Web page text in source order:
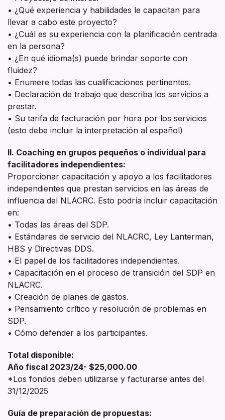
• ¿Qué experiencia y habilidades le capacitan para
llevar a cabo este proyecto?
• ¿Cuál es su experiencia con la planificación centrada
en la persona?
• ¿En qué idioma(s) puede brindar soporte con
fluidez?
• Enumere todas las cualificaciones pertinentes.
• Declaración de trabajo que describa los servicios a
prestar.
• Su tarifa de facturación por hora por los servicios
(esto debe incluir la interpretación al español)
II. Coaching en grupos pequeños o individual para
facilitadores independientes:
Proporcionar capacitación y apoyo a los facilitadores
independientes que prestan servicios en las áreas de
influencia del NLACRC. Esto podría incluir capacitación
en:
• Todas las áreas del SDP.
• Estándares de servicio del NLACRC, Ley Lanterman,
HBS y Directivas DDS.
• El papel de los facilitadores independientes.
• Capacitación en el proceso de transición del SDP en
NLACRC.
• Creación de planes de gastos.
• Pensamiento crítico y resolución de problemas en
SDP.
• Cómo defender a los participantes.
Total disponible:
Año fiscal 2023/24- $25,000.00
*Los fondos deben utilizarse y facturarse antes del
31/12/2025
Guía de preparación de propuestas: